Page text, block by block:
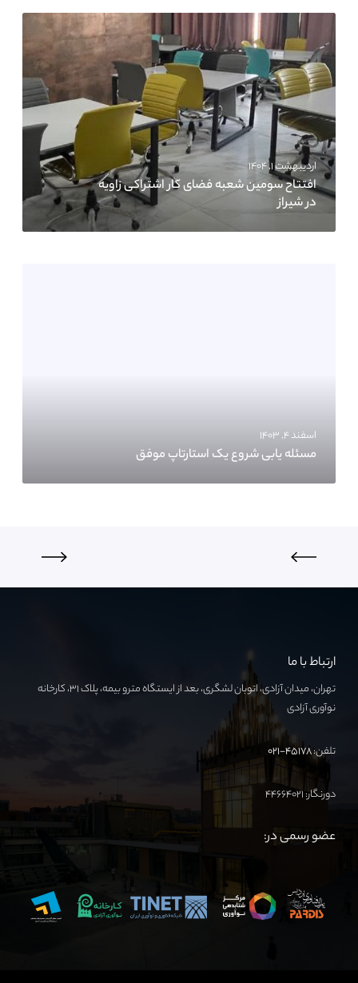
اردیبهشت ۱, ۱۴۰۴
افتتاح سومین شعبه فضای کار اشتراکی زاویه
در شیراز
اسفند ۴, ۱۴۰۳
مسئله یابی شروع یک استارتاپ موفق
ارتباط با ما
تهران، میدان آزادی، اتوبان لشگری، بعد از ایستگاه مترو بیمه، پلاک ۳۱، کارخانه
نوآوری آزادی
تلفن:۴۵۱۷۸-۰۲۱
دورنگار: ۴۴۶۶۴۰۲۱
عضو رسمی در: